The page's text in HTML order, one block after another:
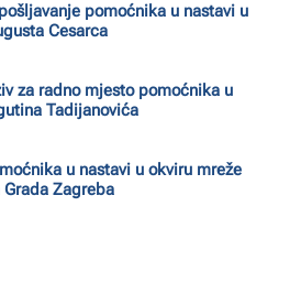
pomoćnika u nastavi u
Cesarca
za radno mjesto pomoćnika u
Tadijanovića
u nastavi u okviru mreže
Zagreba